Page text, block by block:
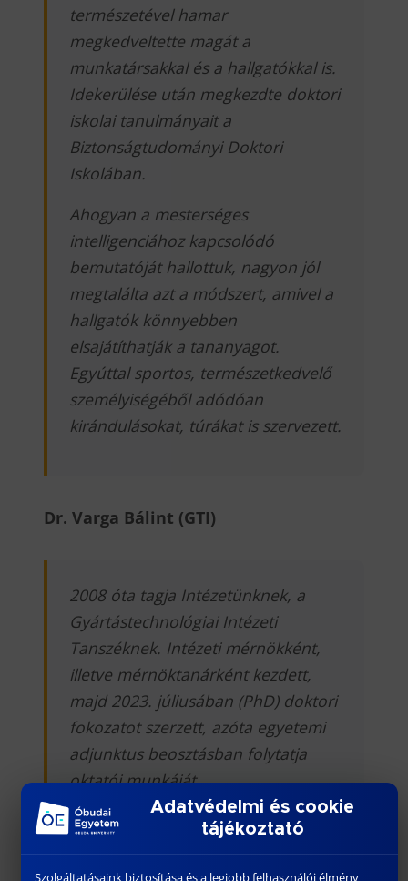
természetével hamar
megkedveltette magát a
munkatársakkal és a hallgatókkal is.
Idekerülése után megkezdte doktori
iskolai tanulmányait a
Biztonságtudományi Doktori
Iskolában.
Ahogyan a mesterséges
intelligenciához kapcsolódó
bemutatóját hallottuk, nagyon jól
megtalálta azt a módszert, amivel a
hallgatók könnyebben
elsajátíthatják a tananyagot.
Egyúttal sportos, természetkedvelő
személyiségéből adódóan
kirándulásokat, túrákat is szervezett.
Dr. Varga Bálint (GTI)
2008 óta tagja Intézetünknek, a
Gyártástechnológiai Intézeti
Tanszéknek. Intézeti mérnökként,
illetve mérnöktanárként kezdett,
majd 2023. júliusában (PhD) doktori
fokozatot szerzett, azóta egyetemi
adjunktus beosztásban folytatja
oktatói munkáját.
A 136-os CAD-CAM labor felelőse,
folyamatos fejlesztésén dolgozik,
Adatvédelmi és cookie
tájékoztató
Szolgáltatásaink biztosítása és a legjobb felhasználói élmény